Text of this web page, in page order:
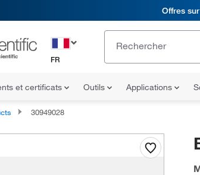
Offres
FR
et certificats Outils Applications
30949028